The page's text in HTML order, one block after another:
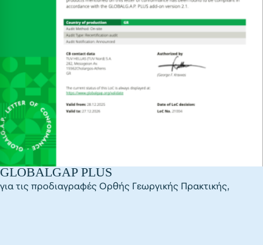
GLOBALGAP PLUS
για τις προδιαγραφές Ορθής Γεωργικής Πρακτικής,